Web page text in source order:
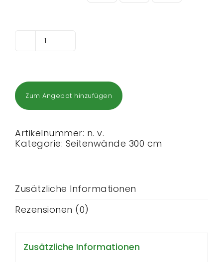
300
Mittelreißverschluss
Menge
Zum Angebot hinzufügen
Artikelnummer: n. v.
Kategorie: Seitenwände 300 cm
Zusätzliche Informationen
Rezensionen (0)
Zusätzliche Informationen